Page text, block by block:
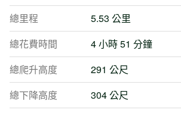
總里程
5.53 公里
總花費時間
4 小時 51 分鐘
總爬升高度
291 公尺
總下降高度
304 公尺